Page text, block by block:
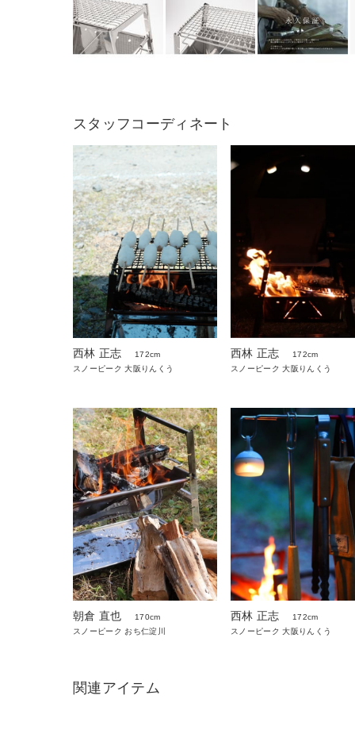
スタッフコーディネート
西林 正志
172cm
スノーピーク 大阪りんくう
西林 正志
172cm
スノーピーク 大阪りんくう
朝倉 直也
170cm
スノーピーク おち仁淀川
西林 正志
172cm
スノーピーク 大阪りんくう
関連アイテム